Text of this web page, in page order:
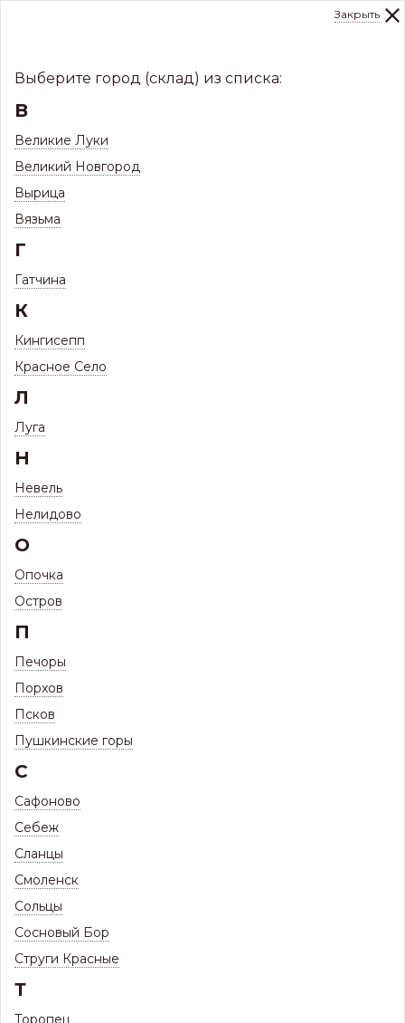
291-000
Фальцевая кровля Барн Хаус 475
ФАЛЬЦЕВАЯ КРОВЛЯ БАРН ХАУС 475
Сортировать по:
Закрыть
Выберите город (склад) из списка:
В
Великие Луки
Великий Новгород
Вырица
Вязьма
Г
Гатчина
К
Кингисепп
Красное Село
Л
Луга
Н
Невель
Нелидово
О
Опочка
Остров
П
Печоры
Порхов
Псков
Пушкинские горы
С
Сафоново
Себеж
Сланцы
Смоленск
Сольцы
Сосновый Бор
Струги Красные
Т
Торопец